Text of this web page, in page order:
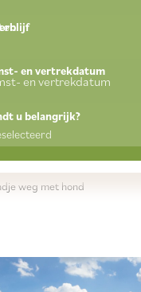
en vertrekdatum
u belangrijk?
weg met hond